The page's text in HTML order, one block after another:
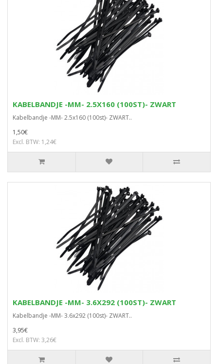
KABELBANDJE -MM- 2.5X160 (100ST)- ZWART
Kabelbandje -MM- 2.5x160 (100st)- ZWART..
1,50€
Excl. BTW: 1,24€
KABELBANDJE -MM- 3.6X292 (100ST)- ZWART
Kabelbandje -MM- 3.6x292 (100st)- ZWART..
3,95€
Excl. BTW: 3,26€